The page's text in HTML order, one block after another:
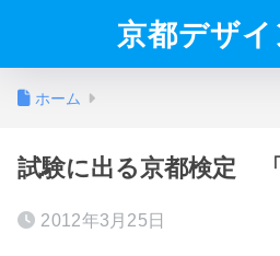
京都デザ
ホーム
試験に出る京都検定
2012年3月25日